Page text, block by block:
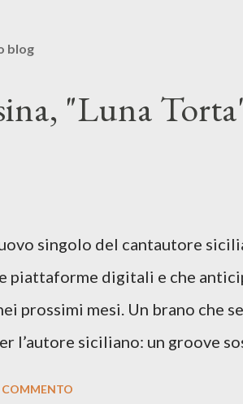
blog
"Luna
singolo del cantautore
piattaforme digitali e che
prossimi mesi. Un brano che
l’autore siciliano: un groove
COMMENTO